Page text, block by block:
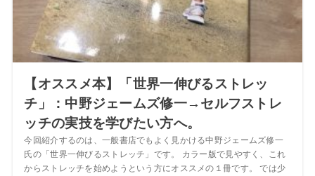
【オススメ本】「世界一伸びるストレッ
チ」：中野ジェームズ修一→セルフストレ
ッチの実技を学びたい方へ。
今回紹介するのは、一般書店でもよく見かける中野ジェームズ修一
氏の「世界一伸びるストレッチ」です。 カラー版で見やすく、これ
からストレッチを始めようという方にオススメの１冊です。 では少